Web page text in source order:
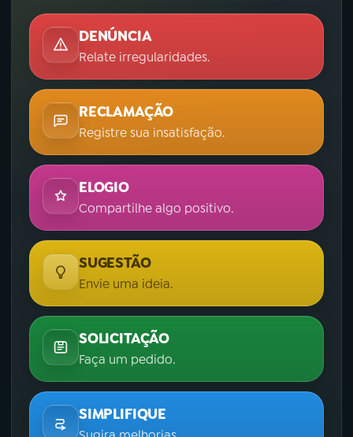
DENÚNCIA
Relate irregularidades.
RECLAMAÇÃO
Registre sua insatisfação.
ELOGIO
Compartilhe algo positivo.
SUGESTÃO
Envie uma ideia.
SOLICITAÇÃO
Faça um pedido.
SIMPLIFIQUE